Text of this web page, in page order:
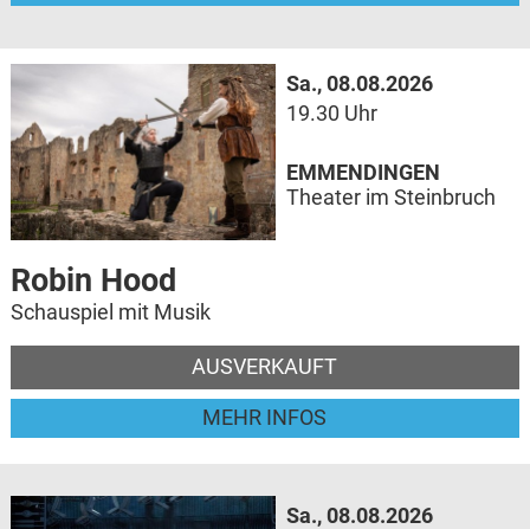
Sa., 08.08.2026
19.30 Uhr
Robin Hood
Schauspiel mit Musik
AUSVERKAUFT
MEHR INFOS
EMMENDINGEN
Theater im Steinbruch
Sa., 08.08.2026